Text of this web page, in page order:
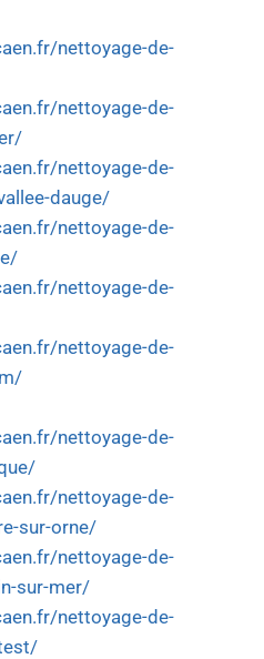
nettoyage-de-
nettoyage-de-
nettoyage-de-
dauge/
nettoyage-de-
nettoyage-de-
nettoyage-de-
nettoyage-de-
nettoyage-de-
sur-orne/
nettoyage-de-
sur-mer/
nettoyage-de-